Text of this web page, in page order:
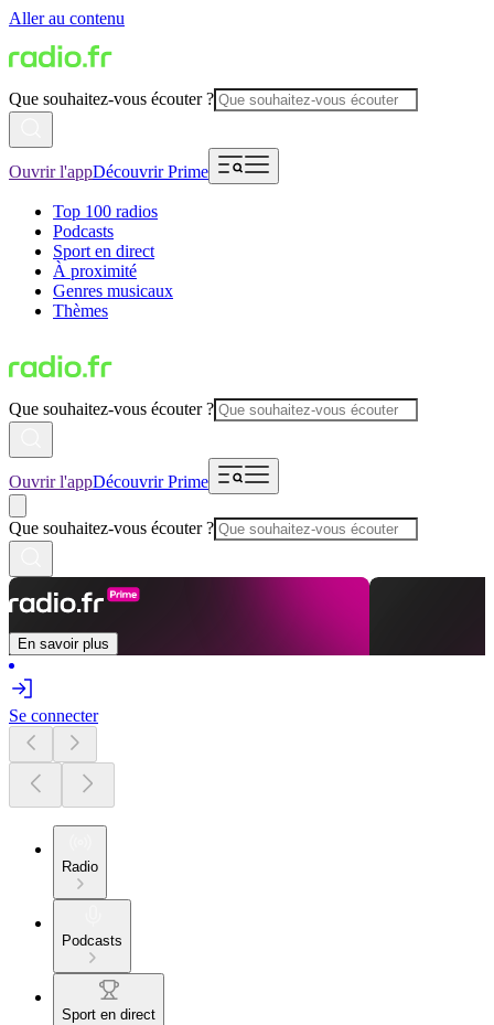
Aller au contenu
Que souhaitez-vous écouter ?
Ouvrir l'appDécouvrir Prime
Top 100 radios
Podcasts
Sport en direct
À proximité
Genres musicaux
Thèmes
Que souhaitez-vous écouter ?
Ouvrir l'appDécouvrir Prime
Que souhaitez-vous écouter ?
En savoir plus
Se connecter
Radio
Podcasts
Sport en direct